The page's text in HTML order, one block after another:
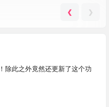
❮ ❯
除此之外竟然还更新了这个功